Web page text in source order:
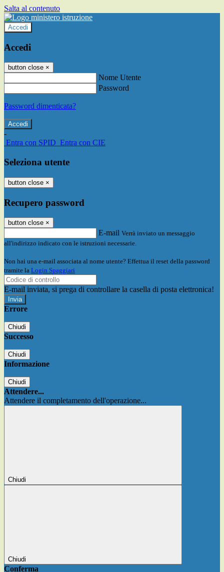
Salta al contenuto
Accedi
Accedi
button close ×
Nome Utente
Password
Password dimenticata?
-
Entra con SPID Entra con CIE
Seleziona utente
button close ×
Recupero password
button close ×
E-mail Verrà inviato un messaggio
all'indirizzo indicato con le istruzioni necessarie.
Non hai una e-mail associata al nome utente? Effettua il reset della password
tramite la Login Spaggiari
E-mail inviata, si prega di controllare la casella di posta elettronica!
Errore
Chiudi
Successo
Chiudi
Informazione
Chiudi
Attendere...
Attendere il completamento dell'operazione...
Chiudi
Chiudi
Conferma